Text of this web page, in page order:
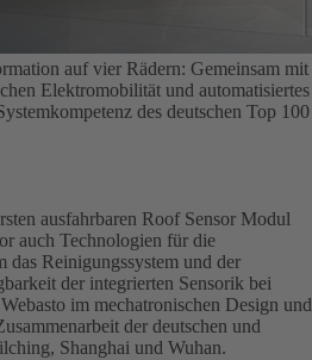
auf vier Rädern: Gemeinsam mit
Elektromobilität und automatisiertes
des deutschen Top 100
ausfahrbaren Roof Sensor Modul
auch Technologien für die
das Reinigungssystem und der
der integrierten Sensorik bei
im mechatronischen Design und
der deutschen und
Shanghai und Wuhan.